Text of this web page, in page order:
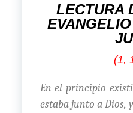
LECTURA
(1,
En el principio
estaba junto a Dios,